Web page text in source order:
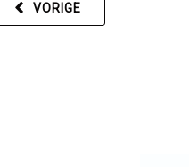
VORIGE